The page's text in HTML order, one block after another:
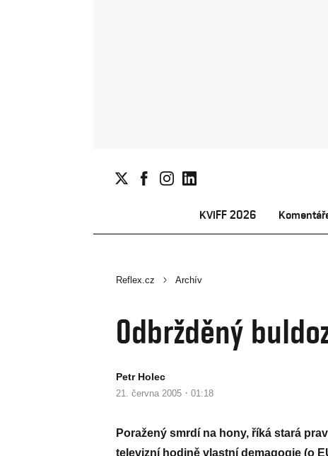
KVIFF 2026
Reflex.cz Archív
Odbržděný
Petr Holec
21. června 2005 · 01:18
Poražený smrdí na hony, říká stará
televizní hodině vlastní demagogie (o